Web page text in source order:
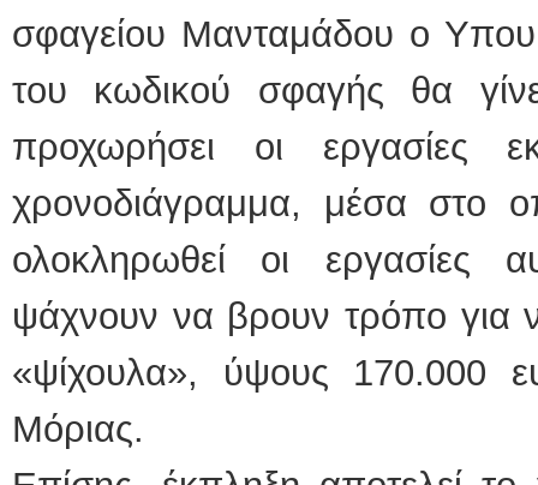
σφαγείου Μανταμάδου ο
του κωδικού σφαγής θα
προχωρήσει οι εργασίες
χρονοδιάγραμμα, μέσα στο
ολοκληρωθεί οι εργασίες
ψάχνουν να βρουν τρόπο για
«ψίχουλα», ύψους 170.000
Μόριας.